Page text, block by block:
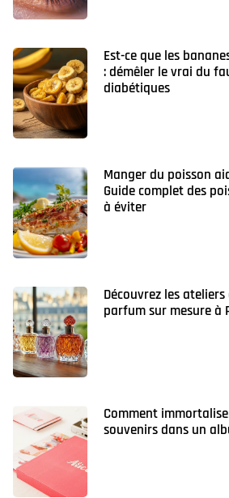
Est-ce que les
: démêler le vrai du
diabétiques
Manger du poisson
Guide complet des
à éviter
Découvrez les
parfum sur mesure à
Comment
souvenirs dans un